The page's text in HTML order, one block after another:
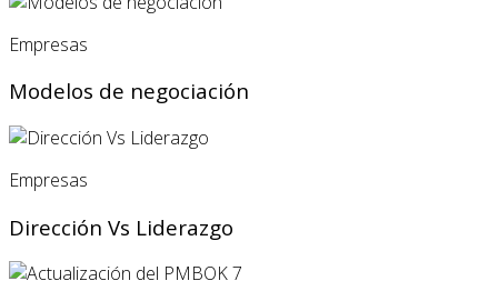
Empresas
Modelos de negociación
Empresas
Dirección Vs Liderazgo